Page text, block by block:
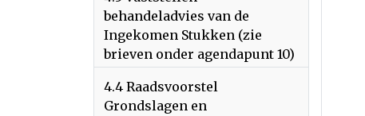
behandeladvies van de
Ingekomen Stukken (zie
brieven onder agendapunt 10)
4.4 Raadsvoorstel
Grondslagen en